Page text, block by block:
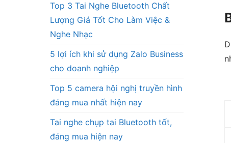
Top 3 Tai Nghe Bluetooth Chất
Lượng Giá Tốt Cho Làm Việc &
Nghe Nhạc
5 lợi ích khi sử dụng Zalo Business
cho doanh nghiệp
Top 5 camera hội nghị truyền hình
đáng mua nhất hiện nay
Tai nghe chụp tai Bluetooth tốt,
đáng mua hiện nay